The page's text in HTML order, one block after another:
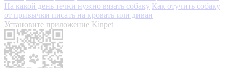
На какой день течки нужно вязать собаку Как отучить собаку
от привычки писать на кровать или диван
Установите приложение Kinpet